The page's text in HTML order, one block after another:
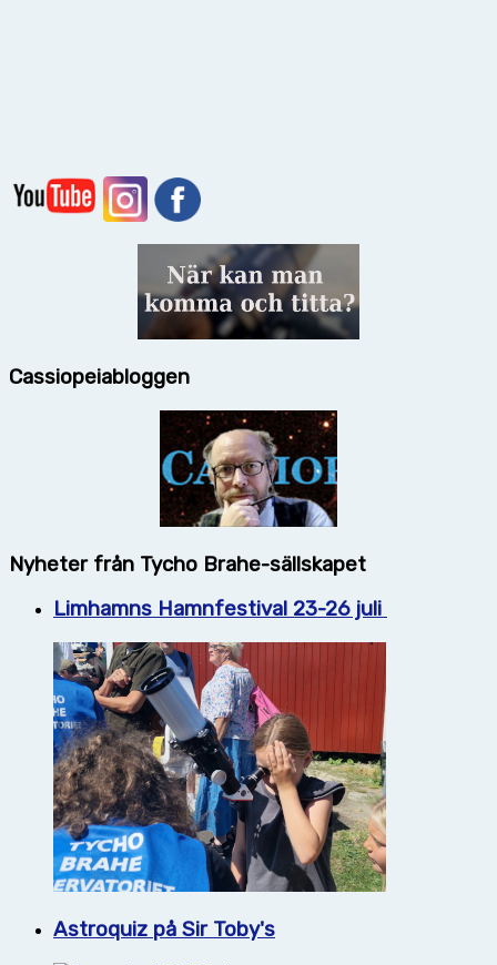
Cassiopeiabloggen
Nyheter från Tycho Brahe-sällskapet
Limhamns Hamnfestival 23-26 juli
Astroquiz på Sir Toby's